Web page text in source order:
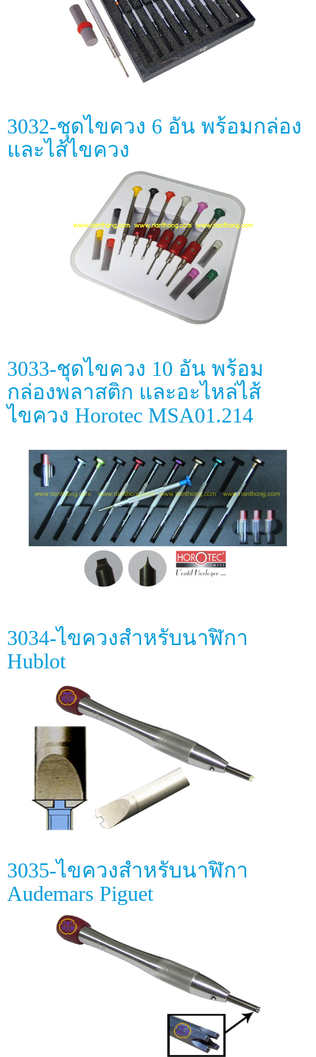
3032-ชุดไขควง 6 อัน พร้อมกล่อง
และไส้ไขควง
3033-ชุดไขควง 10 อัน พร้อม
กล่องพลาสติก และอะไหล่ไส้
ไขควง Horotec MSA01.214
3034-ไขควงสำหรับนาฬิกา
Hublot
3035-ไขควงสำหรับนาฬิกา
Audemars Piguet